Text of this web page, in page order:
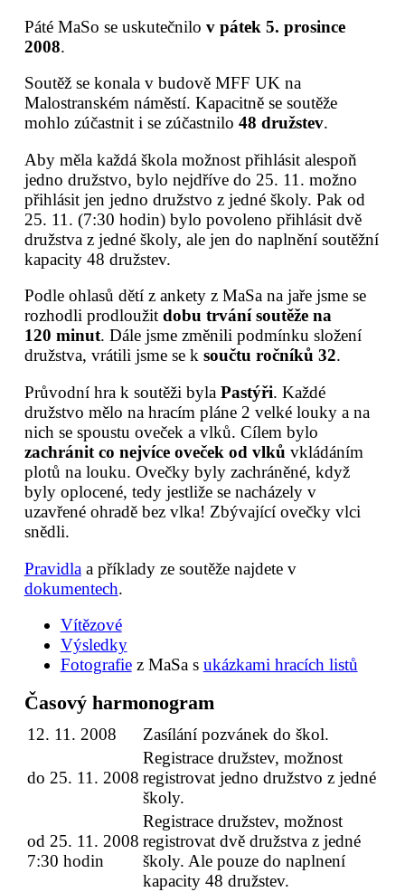
Pro organizátory
Páté MaSo se uskutečnilo v pátek 5. prosince
2008.
Soutěž se konala v budově MFF UK na
Malostranském náměstí. Kapacitně se soutěže
mohlo zúčastnit i se zúčastnilo 48 družstev.
Aby měla každá škola možnost přihlásit alespoň
jedno družstvo, bylo nejdříve do 25. 11. možno
přihlásit jen jedno družstvo z jedné školy. Pak od
25. 11. (7:30 hodin) bylo povoleno přihlásit dvě
družstva z jedné školy, ale jen do naplnění soutěžní
kapacity 48 družstev.
Podle ohlasů dětí z ankety z MaSa na jaře jsme se
rozhodli prodloužit dobu trvání soutěže na
120 minut. Dále jsme změnili podmínku složení
družstva, vrátili jsme se k součtu ročníků 32.
Průvodní hra k soutěži byla Pastýři. Každé
družstvo mělo na hracím pláne 2 velké louky a na
nich se spoustu oveček a vlků. Cílem bylo
zachránit co nejvíce oveček od vlků vkládáním
plotů na louku. Ovečky byly zachráněné, když
byly oplocené, tedy jestliže se nacházely v
uzavřené ohradě bez vlka! Zbývající ovečky vlci
snědli.
Pravidlaa příklady ze soutěže najdete v
dokumentech.
Vítězové
Výsledky
Fotografiez MaSa s ukázkami hracích listů
Časový harmonogram
12. 11. 2008 Zasílání pozvánek do škol.
do 25. 11. 2008
Registrace družstev, možnost
registrovat jedno družstvo z jedné
školy.
od 25. 11. 2008
7:30 hodin
Registrace družstev, možnost
registrovat dvě družstva z jedné
školy. Ale pouze do naplnení
kapacity 48 družstev.